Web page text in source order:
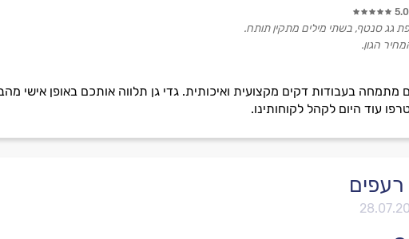
מתמחה בעבודות דקים מקצועית ואיכותית. גדי גן תלווה אותכם באופן
עוד היום לקהל לקוחותינו.
גג סנטף, בשתי מילים מתקין תותח.
הגון.